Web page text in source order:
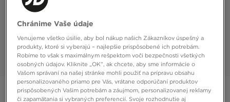
Obrázky 360°
Chránime Vaše údaje
Venujeme všetko úsilie, aby bol nákup našich Zákazníkov úspešný a
produkty, ktoré si vyberajú – najlepšie prispôsobené ich potrebám.
Robíme to však s maximálnym rešpektom voči bezpečnosti všetkých
osobných údajov. Kliknite „OK”, ak chcete, aby sme informácie o
Vašom správaní na našej stránke mohli použiť na prípravu obsahu
personalizovaného priamo pre Vás, vrátane odporúčaní produktov
prispôsobených Vašim potrebám a záujmom, personalizovanej reklamy
či zapamätania si vybraných preferencií. Svoje rozhodnutie aj